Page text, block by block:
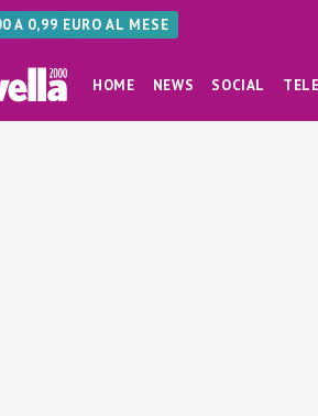
A 0,99 EURO AL MESE
HOME NEWS SOCIAL